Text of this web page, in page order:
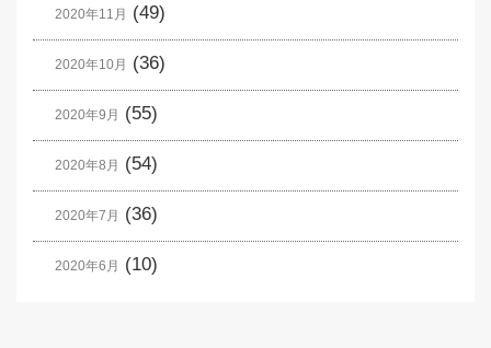
2020年11月 (49)
2020年10月 (36)
2020年9月 (55)
2020年8月 (54)
2020年7月 (36)
2020年6月 (10)